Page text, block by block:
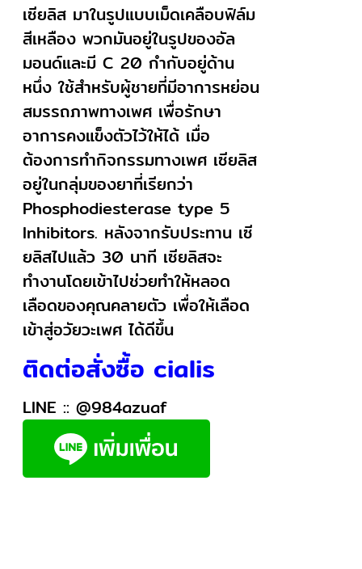
เซียลิส มาในรูปแบบเม็ดเคลือบฟิล์ม
สีเหลือง พวกมันอยู่ในรูปของอัล
มอนด์และมี C 20 กำกับอยู่ด้าน
หนึ่ง ใช้สำหรับผู้ชายที่มีอาการหย่อน
สมรรถภาพทางเพศ เพื่อรักษา
อาการคงแข็งตัวไว้ให้ได้ เมื่อ
ต้องการทำกิจกรรมทางเพศ เซียลิส
อยู่ในกลุ่มของยาที่เรียกว่า
Phosphodiesterase type 5
Inhibitors. หลังจากรับประทาน เซี
ยลิสไปแล้ว 30 นาที เซียลิสจะ
ทำงานโดยเข้าไปช่วยทำให้หลอด
เลือดของคุณคลายตัว เพื่อให้เลือด
เข้าสู่อวัยวะเพศ ได้ดีขึ้น
ติดต่อสั่งซื้อ cialis
LINE ::@984azuaf